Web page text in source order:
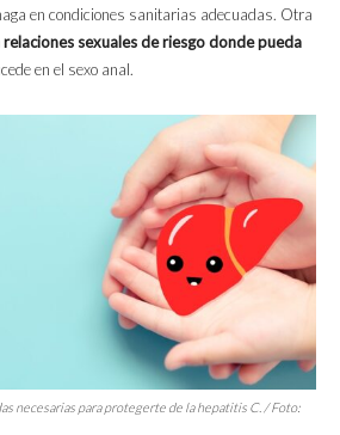
en condiciones sanitarias adecuadas. Otra
sexuales de riesgo donde pueda
en el sexo anal.
necesarias para protegerte de la hepatitis C. / Foto: